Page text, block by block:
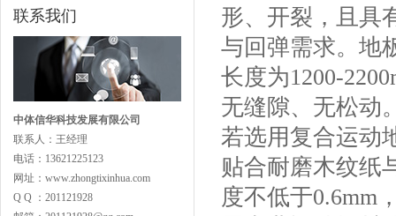
双层龙骨专业比赛型
主副龙骨专业训练型
联系我们
中体信华科技发展有限公司
联系人：王经理
电话：13621225123
网址：www.zhongtixinhua.com
Q Q ：201121928
形、开裂，且具
与回弹需求。地
长度为1200-
无缝隙、无松动
若选用复合运动
贴合耐磨木纹纸
度不低于0.6mm